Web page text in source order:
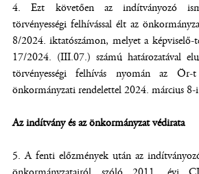
Ezt követően az indítványozó
törvényességi felhívással élt az
8/2024. iktatószámon, melyet a képviselő-
17/2024. (III.07.) számú határozatával
törvényességi felhívás nyomán az
önkormányzati rendelettel 2024. március
Az indítvány és az önkormányzat védirata
A fenti előzmények után az